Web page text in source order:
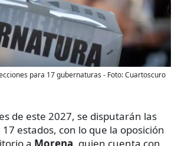
para 17 gubernaturas - Foto:Cuartoscuro
de este 2027, se disputarán las
estados, con lo que la oposición
a Morena, quien cuenta con